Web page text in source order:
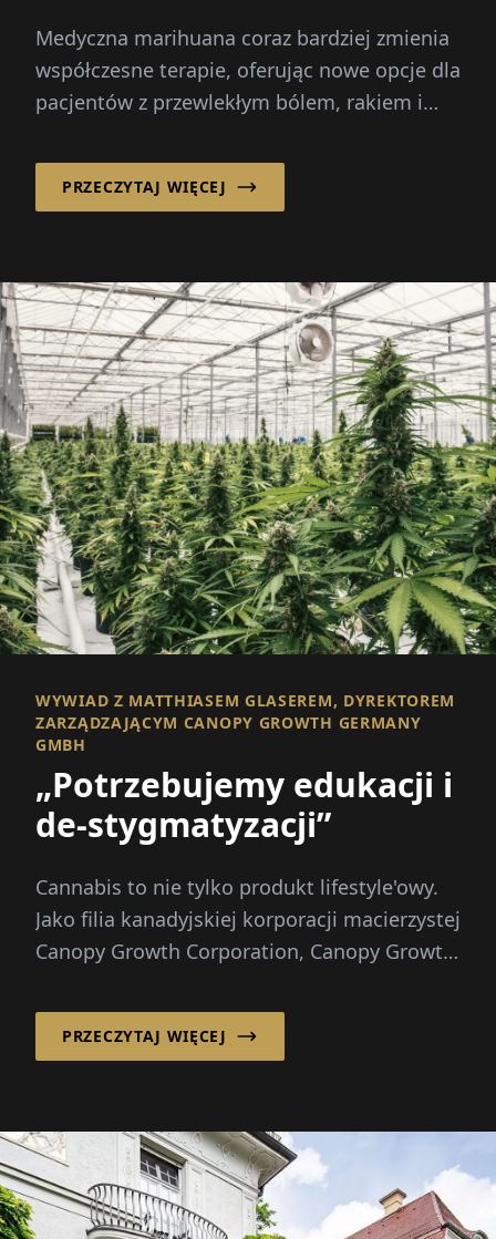
Medyczna marihuana coraz bardziej zmienia
współczesne terapie, oferując nowe opcje dla
pacjentów z przewlekłym bólem, rakiem i
PRZECZYTAJ WIĘCEJ
WYWIAD Z MATTHIASEM GLASEREM, DYREKTOREM
ZARZĄDZAJĄCYM CANOPY GROWTH GERMANY
GMBH
„Potrzebujemy edukacji i
de-stygmatyzacji”
Cannabis to nie tylko produkt lifestyle'owy.
Jako filia kanadyjskiej korporacji macierzystej
Canopy Growth Corporation, Canopy Growth
PRZECZYTAJ WIĘCEJ